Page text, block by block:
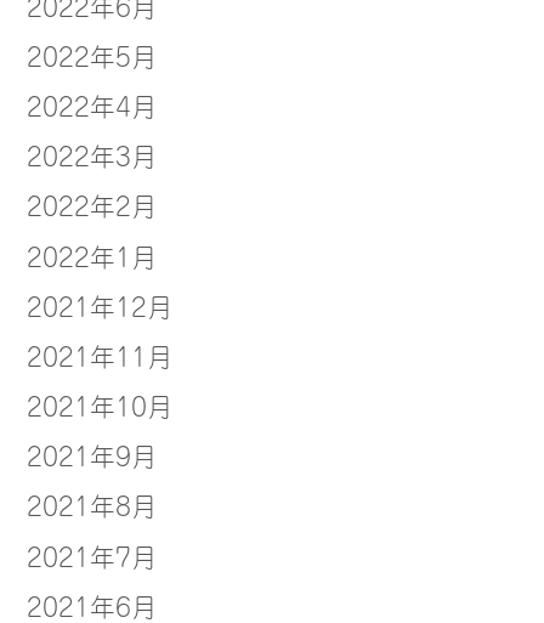
2022年5月
2022年4月
2022年3月
2022年2月
2022年1月
2021年12月
2021年11月
2021年10月
2021年9月
2021年8月
2021年7月
2021年6月